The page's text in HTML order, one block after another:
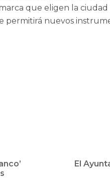
que eligen la
permitirá nuevos
El